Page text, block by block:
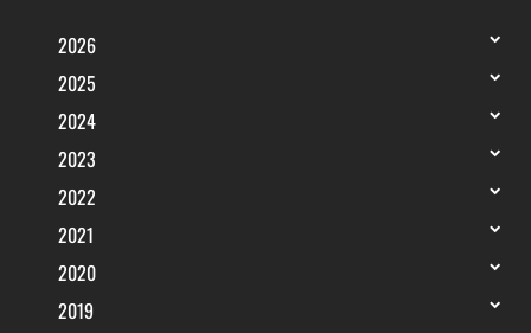
2026
2025
2024
2023
2022
2021
2020
2019